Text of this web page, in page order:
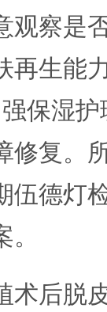
观察是
再生能
保湿
修复。
伍德灯
术后脱